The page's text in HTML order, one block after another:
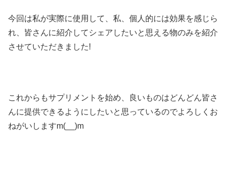
今回は私が実際に使用して、私、個人的には効果を感じら
れ、皆さんに紹介してシェアしたいと思える物のみを紹介
させていただきました!
これからもサプリメントを始め、良いものはどんどん皆さ
んに提供できるようにしたいと思っているのでよろしくお
ねがいしますm(__)m